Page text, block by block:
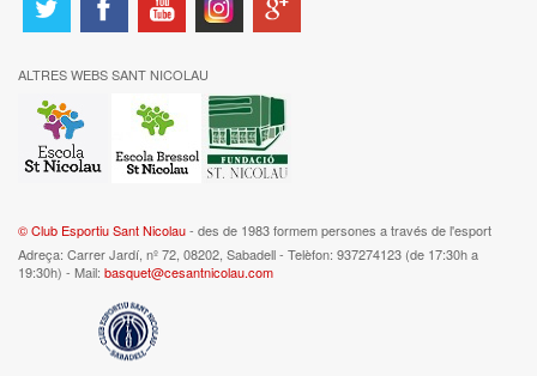
ALTRES WEBS SANT NICOLAU
© Club Esportiu Sant Nicolau- des de 1983 formem persones a través de l'esport
Adreça: Carrer Jardí, nº 72, 08202, Sabadell - Telèfon: 937274123 (de 17:30h a
19:30h) - Mail: basquet@cesantnicolau.com